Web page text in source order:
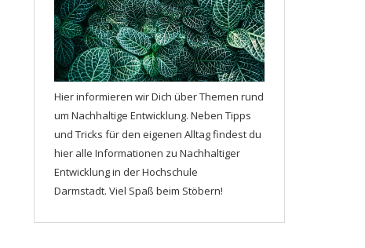
Hier informieren wir Dich über Themen rund
um Nachhaltige Entwicklung. Neben Tipps
und Tricks für den eigenen Alltag findest du
hier alle Informationen zu Nachhaltiger
Entwicklung in der Hochschule
Darmstadt. Viel Spaß beim Stöbern!